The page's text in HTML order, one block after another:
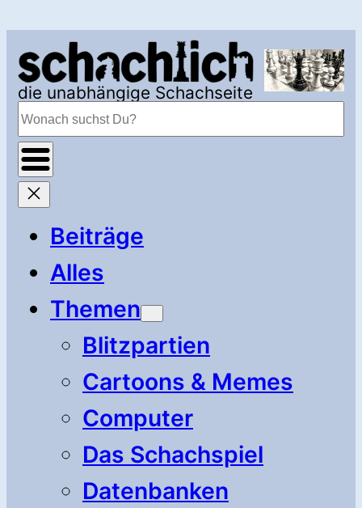
springen
die unabhängige Schachseite
Suchen
Beiträge
Alles
Themen
Blitzpartien
Cartoons & Memes
Computer
Das Schachspiel
Datenbanken